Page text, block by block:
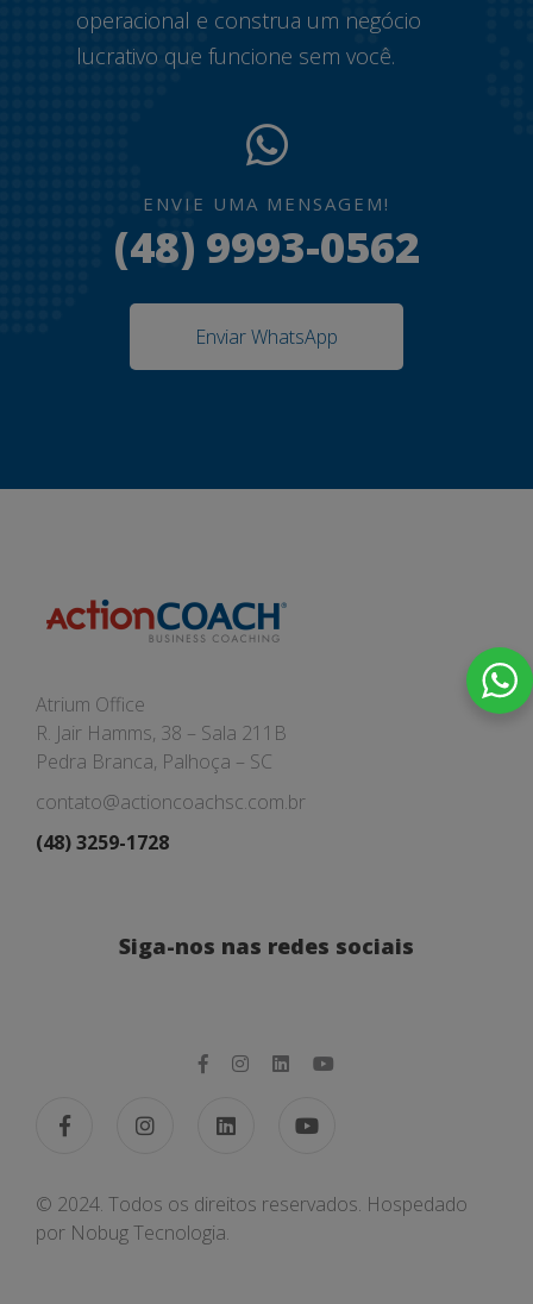
operacional e construa um negócio
lucrativo que funcione sem você.
ENVIE UMA MENSAGEM!
(48) 9993-0562
Enviar WhatsApp
Atrium Office
R. Jair Hamms, 38 – Sala 211B
Pedra Branca, Palhoça – SC
contato@actioncoachsc.com.br
(48) 3259-1728
Siga-nos nas redes sociais
© 2024. Todos os direitos reservados. Hospedado
por Nobug Tecnologia.